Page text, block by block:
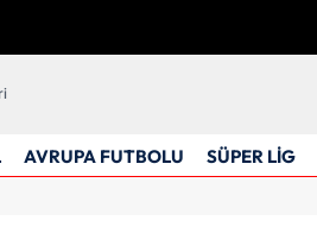
AVRUPA FUTBOLU SÜPER LİG